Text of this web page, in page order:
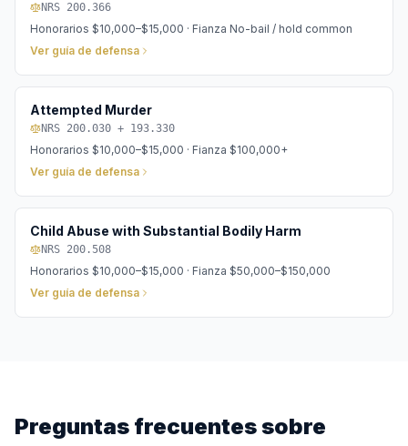
NRS 200.366
Honorarios $10,000–$15,000 · Fianza No-bail / hold common
Ver guía de defensa
Attempted Murder
NRS 200.030 + 193.330
Honorarios $10,000–$15,000 · Fianza $100,000+
Ver guía de defensa
Child Abuse with Substantial Bodily Harm
NRS 200.508
Honorarios $10,000–$15,000 · Fianza $50,000–$150,000
Ver guía de defensa
Preguntas frecuentes sobre